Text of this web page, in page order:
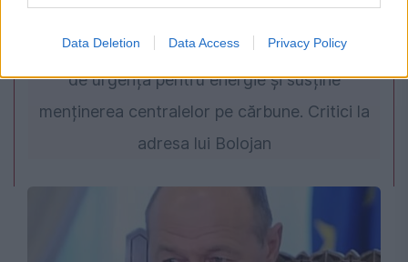
Data Deletion Data Access Privacy Policy
POLITICA
PSD cere activarea mecanismului european
de urgență pentru energie și susține
menținerea centralelor pe cărbune. Critici la
adresa lui Bolojan